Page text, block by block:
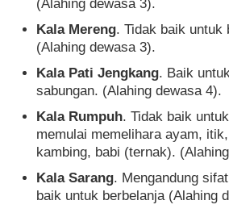
(Alahing dewasa 3).
Kala Mereng. Tidak baik untuk
(Alahing dewasa 3).
Kala Pati Jengkang. Baik
sabungan. (Alahing dewasa 4).
Kala Rumpuh. Tidak baik
memulai memelihara ayam,
kambing, babi (ternak).
Kala Sarang. Mengandung
baik untuk berbelanja (Alahing